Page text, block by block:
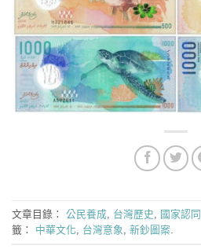
文章目錄： 公民養成 台灣歷史 國家認同
籤： 中華文化 台灣意象 新鈔圖案